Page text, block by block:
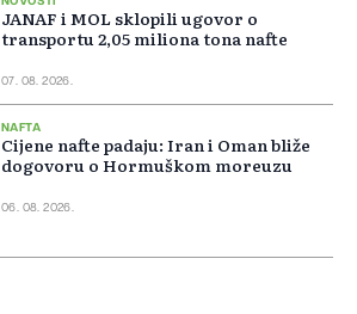
JANAF i MOL sklopili ugovor o
transportu 2,05 miliona tona nafte
07. 08. 2026.
NAFTA
Cijene nafte padaju: Iran i Oman bliže
dogovoru o Hormuškom moreuzu
06. 08. 2026.